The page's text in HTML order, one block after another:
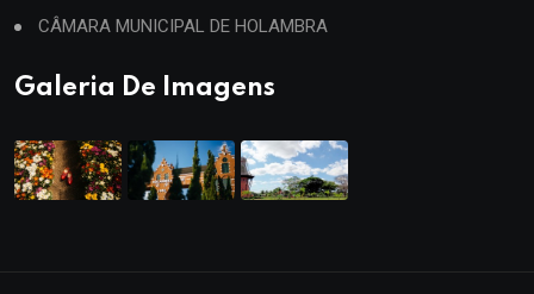
CÂMARA MUNICIPAL DE HOLAMBRA
Galeria De Imagens